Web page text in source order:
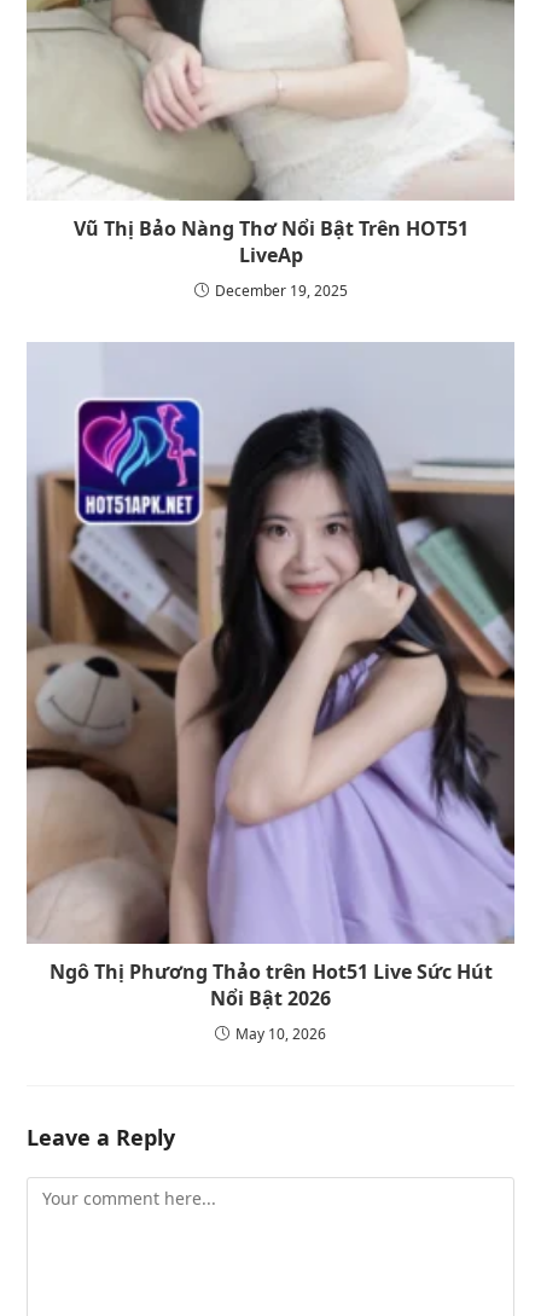
Vũ Thị Bảo Nàng Thơ Nổi Bật Trên HOT51
LiveAp
December 19, 2025
Ngô Thị Phương Thảo trên Hot51 Live Sức Hút
Nổi Bật 2026
May 10, 2026
Leave a Reply